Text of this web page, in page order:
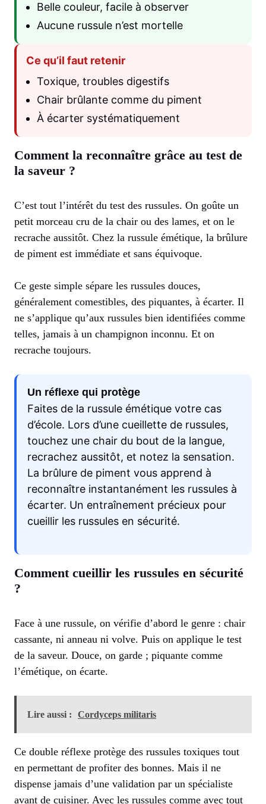
Belle couleur, facile à observer
Aucune russule n’est mortelle
Ce qu’il faut retenir
Toxique, troubles digestifs
Chair brûlante comme du piment
À écarter systématiquement
Comment la reconnaître grâce au test de
la saveur ?
C’est tout l’intérêt du test des russules. On goûte un
petit morceau cru de la chair ou des lames, et on le
recrache aussitôt. Chez la russule émétique, la brûlure
de piment est immédiate et sans équivoque.
Ce geste simple sépare les russules douces,
généralement comestibles, des piquantes, à écarter. Il
ne s’applique qu’aux russules bien identifiées comme
telles, jamais à un champignon inconnu. Et on
recrache toujours.
Un réflexe qui protège
Faites de la russule émétique votre cas
d’école. Lors d’une cueillette de russules,
touchez une chair du bout de la langue,
recrachez aussitôt, et notez la sensation.
La brûlure de piment vous apprend à
reconnaître instantanément les russules à
écarter. Un entraînement précieux pour
cueillir les russules en sécurité.
Comment cueillir les russules en sécurité
?
Face à une russule, on vérifie d’abord le genre : chair
cassante, ni anneau ni volve. Puis on applique le test
de la saveur. Douce, on garde ; piquante comme
l’émétique, on écarte.
Lire aussi : Cordyceps militaris
Ce double réflexe protège des russules toxiques tout
en permettant de profiter des bonnes. Mais il ne
dispense jamais d’une validation par un spécialiste
avant de cuisiner. Avec les russules comme avec tout